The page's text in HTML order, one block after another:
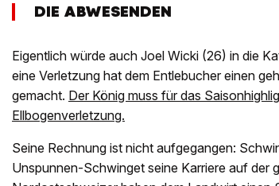
DIE ABWESENDEN
Eigentlich würde auch Joel Wicki (26) in die
eine Verletzung hat dem Entlebucher einen
gemacht. Der König muss für das
Ellbogenverletzung.
Seine Rechnung ist nicht aufgegangen:
Unspunnen-Schwinget seine Karriere auf der